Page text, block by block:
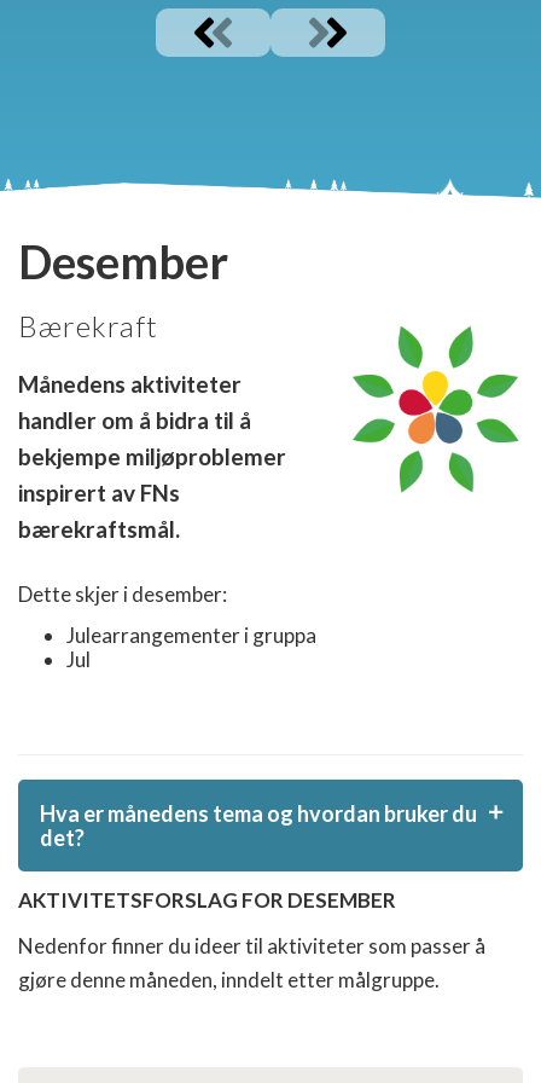
Desember
Bærekraft
Månedens aktiviteter
handler om å bidra til å
bekjempe miljøproblemer
inspirert av FNs
bærekraftsmål.
Dette skjer i desember:
Julearrangementer i gruppa
Jul
Hva er månedens tema og hvordan bruker du
det?
Månedstemaer er et planleggingshjelpemiddel for
deg som skal planlegge terminlisten, et
speidermøte, et ledermøte, en tur eller
AKTIVITETSFORSLAG FOR DESEMBER
Nedenfor finner du ideer til aktiviteter som passer å
gjøre denne måneden, inndelt etter målgruppe.